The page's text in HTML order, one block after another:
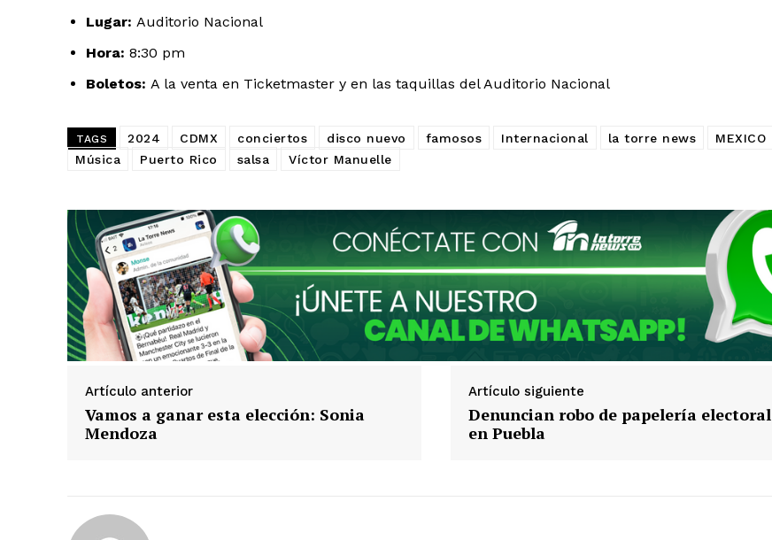
Lugar: Auditorio Nacional
Hora: 8:30 pm
Boletos: A la venta en Ticketmaster y en las taquillas del Auditorio Nacional
TAGS 2024 CDMX conciertos disco nuevo famosos Internacional la torre news
MEXICO
Música
Puerto Rico salsa Víctor Manuelle
Artículo anterior
Vamos a ganar esta elección: Sonia
Mendoza
Artículo siguiente
Denuncian robo de papelería electoral
en Puebla